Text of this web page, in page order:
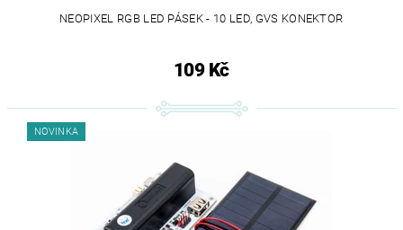
NEOPIXEL RGB LED PÁSEK - 10 LED, GVS KONEKTOR
109 Kč
NOVINKA